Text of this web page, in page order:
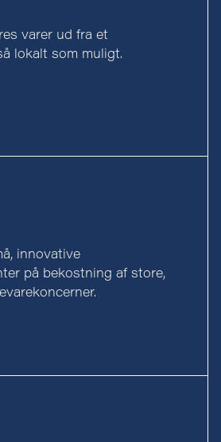
varer ud fra et
lokalt som muligt.
innovative
på bekostning af store,